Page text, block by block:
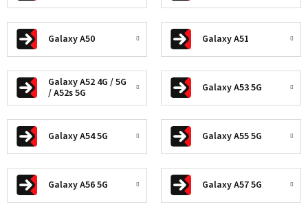
Galaxy A50 Galaxy A51
Galaxy A52 4G / 5G
/ A52s 5G
Galaxy A53 5G
Galaxy A54 5G Galaxy A55 5G
Galaxy A56 5G Galaxy A57 5G